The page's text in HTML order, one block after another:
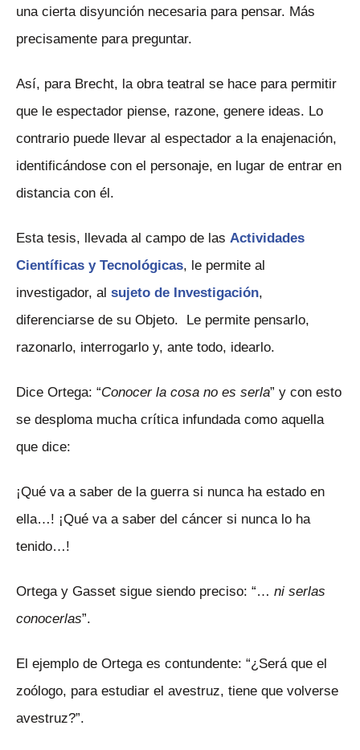
una cierta disyunción necesaria para pensar. Más
precisamente para preguntar.
Así, para Brecht, la obra teatral se hace para permitir
que le espectador piense, razone, genere ideas. Lo
contrario puede llevar al espectador a la enajenación,
identificándose con el personaje, en lugar de entrar en
distancia con él.
Esta tesis, llevada al campo de las Actividades
Científicas y Tecnológicas, le permite al
investigador, al sujeto de Investigación,
diferenciarse de su Objeto. Le permite pensarlo,
razonarlo, interrogarlo y, ante todo, idearlo.
Dice Ortega: “Conocer la cosa no es serla” y con esto
se desploma mucha crítica infundada como aquella
que dice:
¡Qué va a saber de la guerra si nunca ha estado en
ella…! ¡Qué va a saber del cáncer si nunca lo ha
tenido…!
Ortega y Gasset sigue siendo preciso: “… ni serlas
conocerlas”.
El ejemplo de Ortega es contundente: “¿Será que el
zoólogo, para estudiar el avestruz, tiene que volverse
avestruz?”.